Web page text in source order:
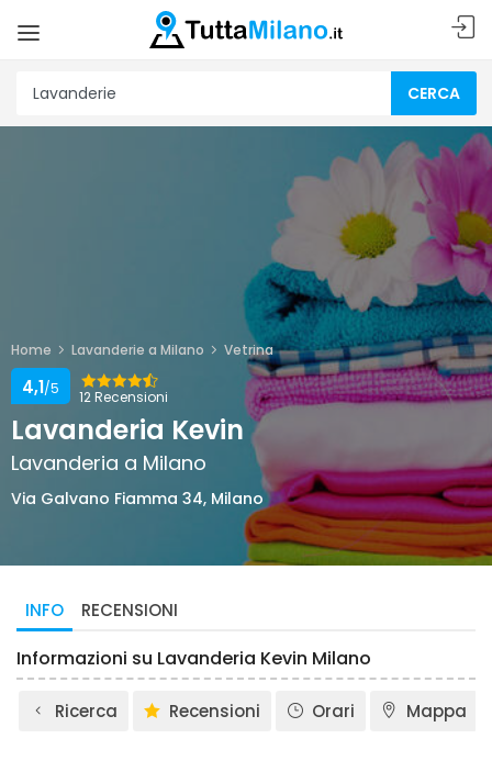
CERCA
Home Lavanderie a Milano Vetrina
12 Recensioni
4,1/5
Lavanderia Kevin
Lavanderia a Milano
Via Galvano Fiamma 34, Milano
INFO RECENSIONI
Informazioni su Lavanderia Kevin Milano
Ricerca Recensioni Orari Mappa